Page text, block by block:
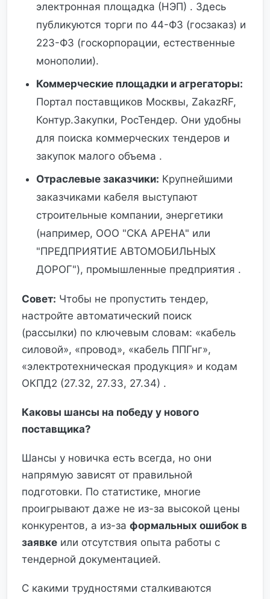
электронная площадка (НЭП) . Здесь
публикуются торги по 44-ФЗ (госзаказ) и
223-ФЗ (госкорпорации, естественные
монополии).
Коммерческие площадки и агрегаторы:
Портал поставщиков Москвы, ZakazRF,
Контур.Закупки, РосТендер. Они удобны
для поиска коммерческих тендеров и
закупок малого объема .
Отраслевые заказчики: Крупнейшими
заказчиками кабеля выступают
строительные компании, энергетики
(например, ООО "СКА АРЕНА" или
"ПРЕДПРИЯТИЕ АВТОМОБИЛЬНЫХ
ДОРОГ"), промышленные предприятия .
Совет: Чтобы не пропустить тендер,
настройте автоматический поиск
(рассылки) по ключевым словам: «кабель
силовой», «провод», «кабель ППГнг»,
«электротехническая продукция» и кодам
ОКПД2 (27.32, 27.33, 27.34) .
Каковы шансы на победу у нового
поставщика?
Шансы у новичка есть всегда, но они
напрямую зависят от правильной
подготовки. По статистике, многие
проигрывают даже не из-за высокой цены
конкурентов, а из-за формальных ошибок в
заявке или отсутствия опыта работы с
тендерной документацией.
С какими трудностями сталкиваются